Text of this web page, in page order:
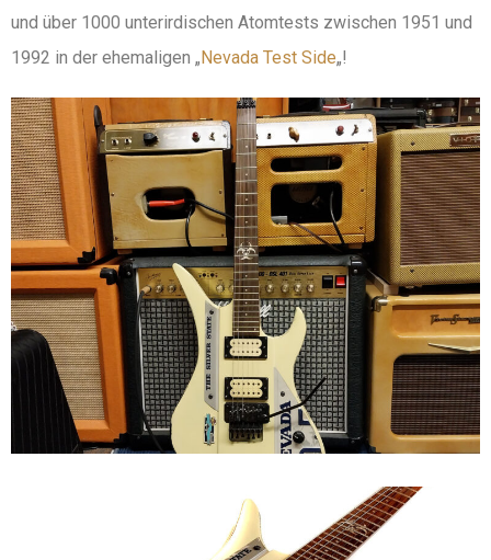
und über 1000 unterirdischen Atomtests zwischen 1951 und
1992 in der ehemaligen „ Nevada Test Side„!